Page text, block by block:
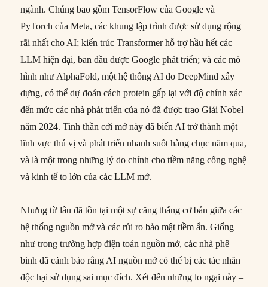
ngành. Chúng bao gồm TensorFlow của Google và
PyTorch của Meta, các khung lập trình được sử dụng rộng
rãi nhất cho AI; kiến trúc Transformer hỗ trợ hầu hết các
LLM hiện đại, ban đầu được Google phát triển; và các mô
hình như AlphaFold, một hệ thống AI do DeepMind xây
dựng, có thể dự đoán cách protein gấp lại với độ chính xác
đến mức các nhà phát triển của nó đã được trao Giải Nobel
năm 2024. Tinh thần cởi mở này đã biến AI trở thành một
lĩnh vực thú vị và phát triển nhanh suốt hàng chục năm qua,
và là một trong những lý do chính cho tiềm năng công nghệ
và kinh tế to lớn của các LLM mở.
Nhưng từ lâu đã tồn tại một sự căng thẳng cơ bản giữa các
hệ thống nguồn mở và các rủi ro bảo mật tiềm ẩn. Giống
như trong trường hợp điện toán nguồn mở, các nhà phê
bình đã cảnh báo rằng AI nguồn mở có thể bị các tác nhân
độc hại sử dụng sai mục đích. Xét đến những lo ngại này –